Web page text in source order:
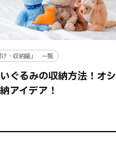
け・収納編」 一覧
ぐるみの収納方法！オシ
アイデア！